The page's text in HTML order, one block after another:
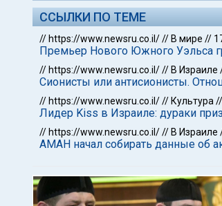
ССЫЛКИ ПО ТЕМЕ
// https://www.newsru.co.il/// В мире //
Премьер Нового Южного Уэльса
// https://www.newsru.co.il/// В Израиле
Сионисты или антисионисты.
// https://www.newsru.co.il/// Культура //
Лидер Kiss в Израиле: дураки
// https://www.newsru.co.il/// В Израиле
АМАН начал собирать данные об